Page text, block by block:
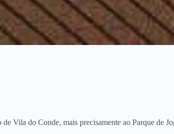
Vila do Conde, mais precisamente ao Parque de